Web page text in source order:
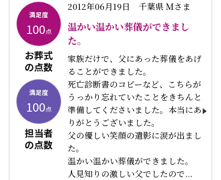
満足度
100点
お葬式
の点数
満足度
100点
担当者
の点数
2012年06月19日 千葉県 Ｍさま
温かい温かい葬儀ができまし
た。
家族だけで、父にあった葬儀をあげ
ることができました。
死亡診断書のコピーなど、こちらが
うっかり忘れていたことをきちんと
準備してくださいました。本当にあ
りがとうございました。
父の優しい笑顔の遺影に涙が出まし
た。
温かい温かい葬儀ができました。
人見知りの激しい父でしたので...